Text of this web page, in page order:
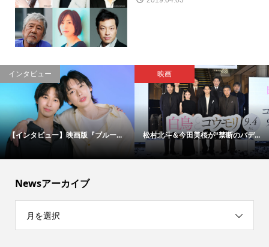
インタビュー
【インタビュー】映画版『ブルー...
映画
松村北斗＆今田美桜が“禁断のバデ...
Newsアーカイブ
月を選択